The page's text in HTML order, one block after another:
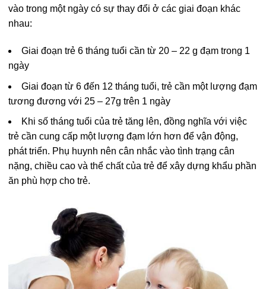
vào trong một ngày có sự thay đổi ở các giai đoạn khác
nhau:
Giai đoạn trẻ 6 tháng tuổi cần từ 20 – 22 g đạm trong 1
ngày
Giai đoạn từ 6 đến 12 tháng tuổi, trẻ cần một lượng đạm
tương đương với 25 – 27g trên 1 ngày
Khi số tháng tuổi của trẻ tăng lên, đồng nghĩa với việc
trẻ cần cung cấp một lượng đạm lớn hơn để vận động,
phát triển. Phụ huynh nên cân nhắc vào tình trạng cân
nặng, chiều cao và thể chất của trẻ để xây dựng khẩu phần
ăn phù hợp cho trẻ.